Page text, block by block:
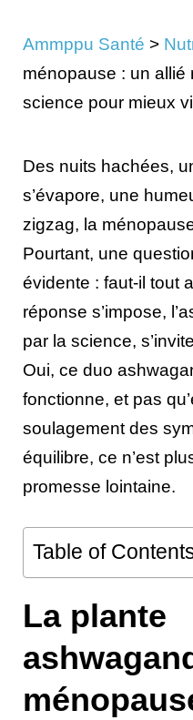
Ammppu Santé >
ménopause : un allié
science pour mieux
Des nuits hachées,
s’évapore, une
zigzag, la
Pourtant, une
évidente : faut-il tout
réponse s’impose,
par la science,
Oui, ce duo
fonctionne, et pas
soulagement des
équilibre, ce n’est
promesse lointaine.
Table of
La plante